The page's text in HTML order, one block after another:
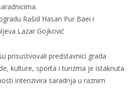
Rašid Hasan Pur Baei i
Lazar Gojković
prisustvovali predstavnici grada
kulture, sporta i turizma je istaknuta
intenzivira saradnja u raznim